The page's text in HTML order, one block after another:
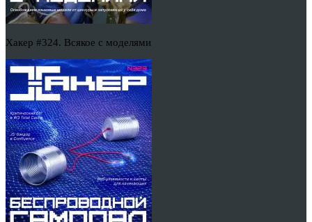
Хакер #324. Всякое с моделями